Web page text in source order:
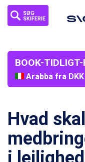
SØG
SKIFERIE
BOOK-TIDLIGT-
Arabba fra
La Thuile fra
Cervinia fra
Passo Tonale
Saalbach fra
Sölden fra DKK
Bad Hofgastein
Hvad